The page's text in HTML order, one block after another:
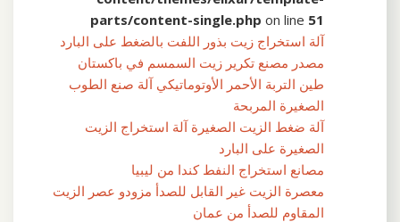
parts/content-single.php on line 51
آلة استخراج زيت بذور اللفت بالضغط على البارد
مصدر مصنع تكرير زيت السمسم في باكستان
طين التربة الأحمر الأوتوماتيكي آلة صنع الطوب
الصغيرة المربحة
آلة ضغط الزيت الصغيرة آلة استخراج الزيت
الصغيرة على البارد
مصانع استخراج النفط كندا من ليبيا
معصرة الزيت غير القابل للصدأ مزودو عصر الزيت
المقاوم للصدأ من عمان